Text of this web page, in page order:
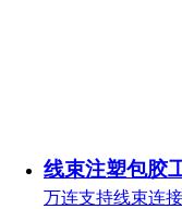
线束注塑包胶
万连支持线束连